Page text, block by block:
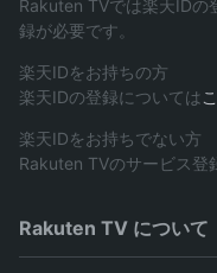
Rakuten TVでは楽天IDの
録が必要です。
楽天IDをお持ちの方
楽天IDの登録については
楽天IDをお持ちでない方
Rakuten TVのサービス登
Rakuten TV について